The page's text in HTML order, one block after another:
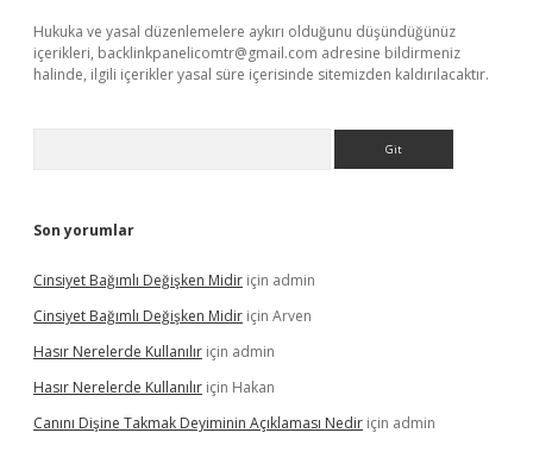
Hukuka ve yasal düzenlemelere aykırı olduğunu düşündüğünüz
içerikleri, backlinkpanelicomtr@gmail.com adresine bildirmeniz
halinde, ilgili içerikler yasal süre içerisinde sitemizden kaldırılacaktır.
Son yorumlar
Cinsiyet Bağımlı Değişken Midir için admin
Cinsiyet Bağımlı Değişken Midir için Arven
Hasır Nerelerde Kullanılır için admin
Hasır Nerelerde Kullanılır için Hakan
Canını Dişine Takmak Deyiminin Açıklaması Nedir için admin